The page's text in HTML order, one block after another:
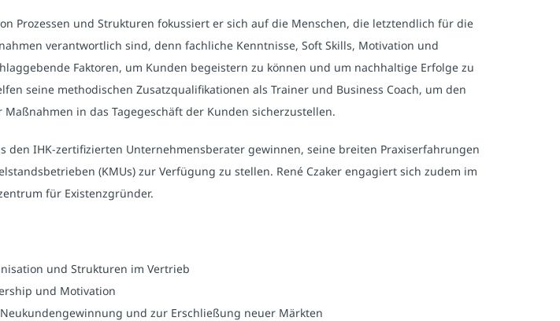
Prozessen und Strukturen fokussiert er sich auf die Menschen, die letztendlich für die
verantwortlich sind, denn fachliche Kenntnisse, Soft Skills, Motivation und
Faktoren, um Kunden begeistern zu können und um nachhaltige Erfolge zu
seine methodischen Zusatzqualifikationen als Trainer und Business Coach, um den
in das Tagegeschäft der Kunden sicherzustellen.
den IHK-zertifizierten Unternehmensberater gewinnen, seine breiten Praxiserfahrungen
(KMUs) zur Verfügung zu stellen. René Czaker engagiert sich zudem im
für Existenzgründer.
und Strukturen im Vertrieb
und Motivation
und zur Erschließung neuer Märkten